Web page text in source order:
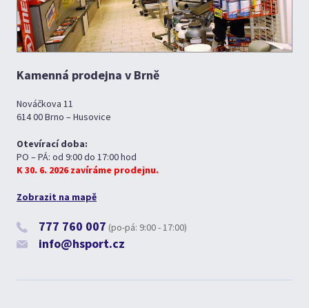
Kamenná prodejna v Brně
Nováčkova 11
614 00 Brno – Husovice
Otevírací doba:
PO – PÁ: od 9:00 do 17:00 hod
K 30. 6. 2026 zavíráme prodejnu.
Zobrazit na mapě
777 760 007 (po-pá: 9:00 - 17:00)
info@hsport.cz